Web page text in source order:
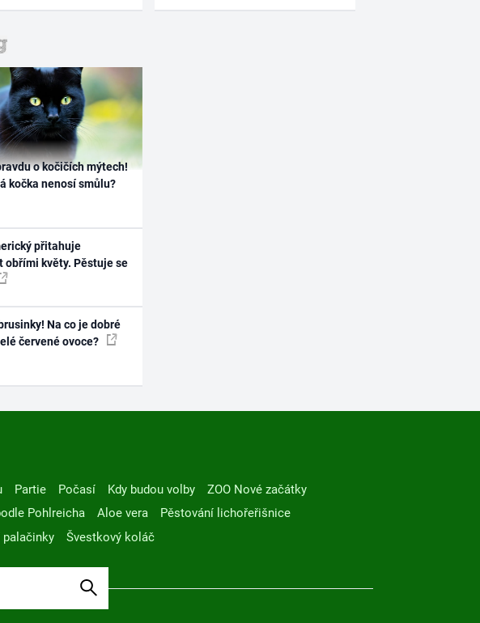
o kočičích mýtech!
kočka nenosí smůlu?
přitahuje
obřími květy. Pěstuje se
Na co je dobré
červené ovoce?
Partie Počasí Kdy budou volby
ZOO Nové začátky
Pohlreicha Aloe vera
Pěstování lichořeřišnice
Švestkový koláč